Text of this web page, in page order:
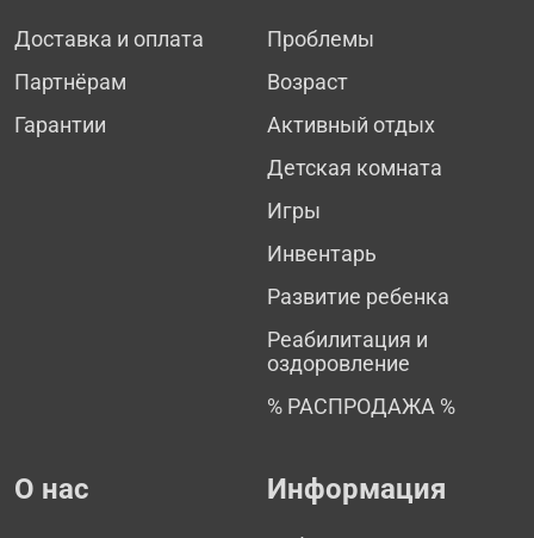
Доставка и оплата
Партнёрам
Гарантии
Проблемы
Возраст
Активный отдых
Детская комната
Игры
Инвентарь
Развитие ребенка
Реабилитация и
оздоровление
% РАСПРОДАЖА %
О нас Информация